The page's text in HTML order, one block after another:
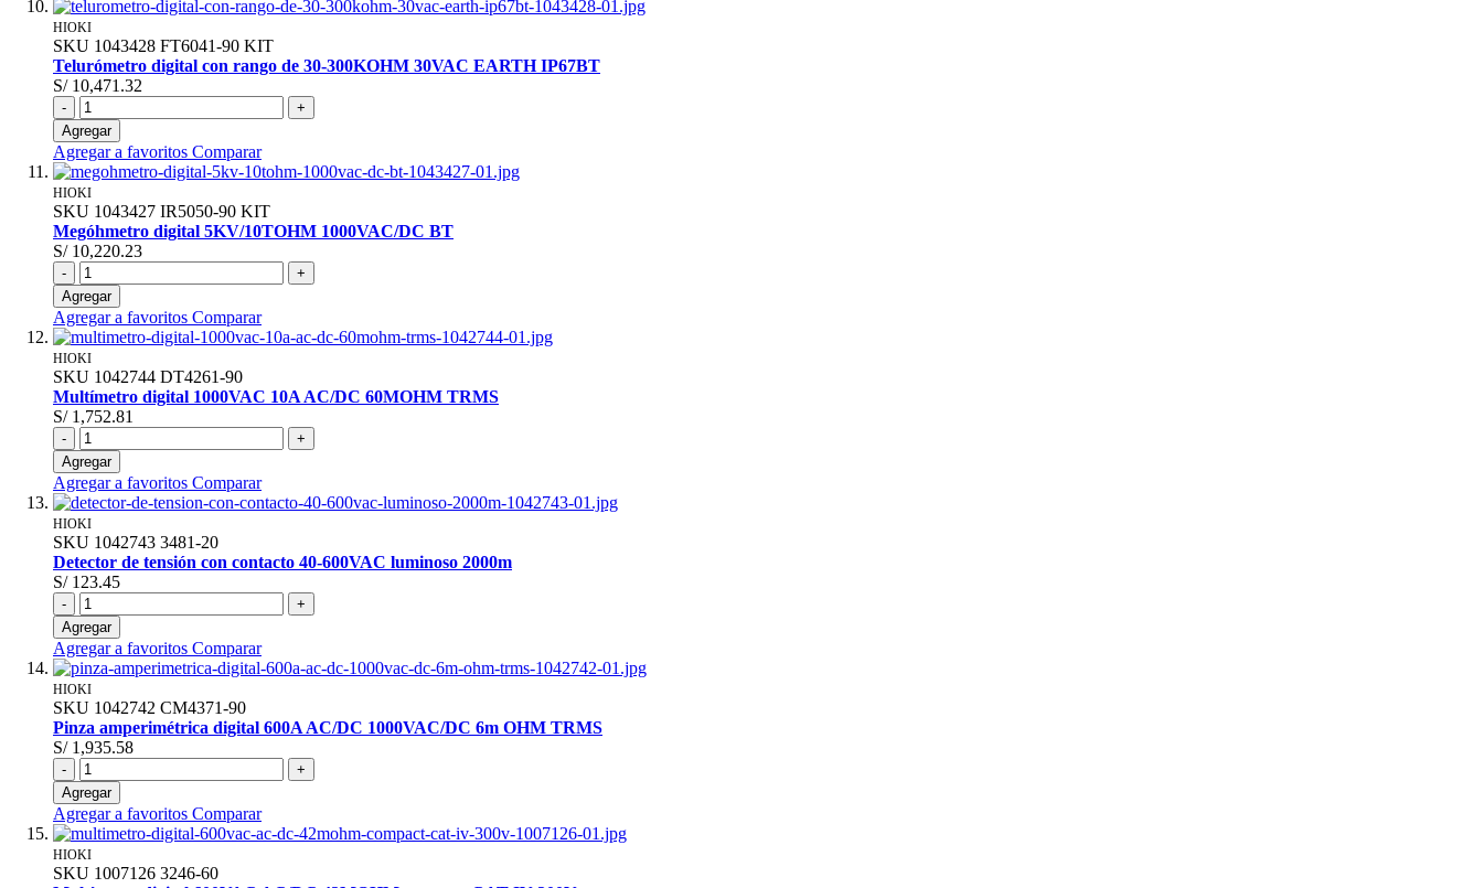
HIOKI
SKU 1043428 FT6041-90 KIT
Telurómetro digital con rango de 30-300KOHM 30VAC EARTH IP67BT
S/ 10,471.32
-
+
Agregar
Agregar a favoritos Comparar
HIOKI
SKU 1043427 IR5050-90 KIT
Megóhmetro digital 5KV/10TOHM 1000VAC/DC BT
S/ 10,220.23
-
+
Agregar
Agregar a favoritos Comparar
HIOKI
SKU 1042744 DT4261-90
Multímetro digital 1000VAC 10A AC/DC 60MOHM TRMS
S/ 1,752.81
-
+
Agregar
Agregar a favoritos Comparar
HIOKI
SKU 1042743 3481-20
Detector de tensión con contacto 40-600VAC luminoso 2000m
S/ 123.45
-
+
Agregar
Agregar a favoritos Comparar
HIOKI
SKU 1042742 CM4371-90
Pinza amperimétrica digital 600A AC/DC 1000VAC/DC 6m OHM TRMS
S/ 1,935.58
-
+
Agregar
Agregar a favoritos Comparar
HIOKI
SKU 1007126 3246-60